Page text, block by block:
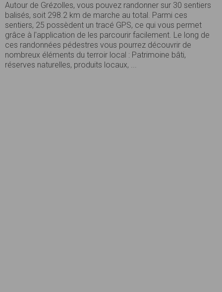
Autour de Grézolles, vous pouvez randonner sur 30 sentiers
balisés, soit 298.2 km de marche au total. Parmi ces
sentiers, 25 possèdent un tracé GPS, ce qui vous permet
grâce à l'application de les parcourir facilement. Le long de
ces randonnées pédestres vous pourrez découvrir de
nombreux éléments du terroir local : Patrimoine bâti,
réserves naturelles, produits locaux, ...